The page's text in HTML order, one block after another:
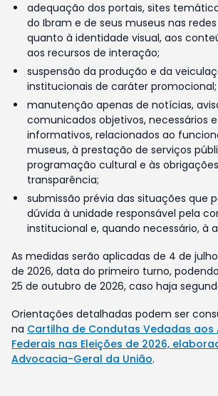
adequação dos portais, sites
do Ibram e de seus museus nas
quanto à identidade visual, aos
aos recursos de interação;
suspensão da produção e da
institucionais de caráter promocional;
manutenção apenas de notícias,
comunicados objetivos, necessários
informativos, relacionados ao
museus, à prestação de serviços
programação cultural e às
transparência;
submissão prévia das situações que
dúvida à unidade responsável pela
institucional e, quando necessário, à
As medidas serão aplicadas de 4 de
de 2026, data do primeiro turno,
25 de outubro de 2026, caso haja
Orientações detalhadas podem ser
na Cartilha de Condutas Vedadas aos
Federais nas Eleições de 2026,
Advocacia-Geral da União.